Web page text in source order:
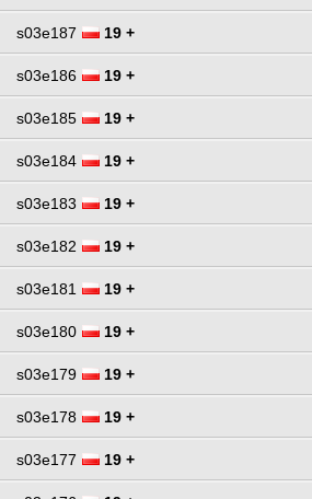
s03e187 19 +
s03e186 19 +
s03e185 19 +
s03e184 19 +
s03e183 19 +
s03e182 19 +
s03e181 19 +
s03e180 19 +
s03e179 19 +
s03e178 19 +
s03e177 19 +